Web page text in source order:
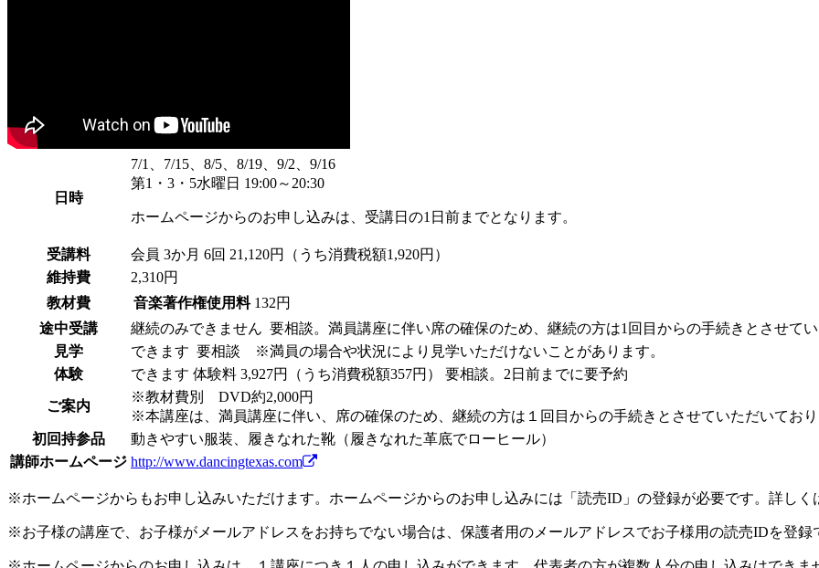
日時
7/1、7/15、8/5、8/19、9/2、9/16
第1・3・5水曜日 19:00～20:30
ホームページからのお申し込みは、受講日の1日前までとなります。
受講料 会員 3か月 6回 21,120円（うち消費税額1,920円）
維持費
2,310円
教材費
音楽著作権使用料 132円
途中受講
継続のみできません 要相談。満員講座に伴い席の確保のため、継続の方は1回目からの手続きとさせてい
見学
できます 要相談 ※満員の場合や状況により見学いただけないことがあります。
体験
できます 体験料 3,927円（うち消費税額357円） 要相談。2日前までに要予約
ご案内
※教材費別 DVD約2,000円
※本講座は、満員講座に伴い、席の確保のため、継続の方は１回目からの手続きとさせていただいており
初回持参品
動きやすい服装、履きなれた靴（履きなれた革底でローヒール）
講師ホームページ http://www.dancingtexas.com
※ホームページからもお申し込みいただけます。ホームページからのお申し込みには「読売ID」の登録が必要です。詳しく
※お子様の講座で、お子様がメールアドレスをお持ちでない場合は、保護者用のメールアドレスでお子様用の読売IDを登録